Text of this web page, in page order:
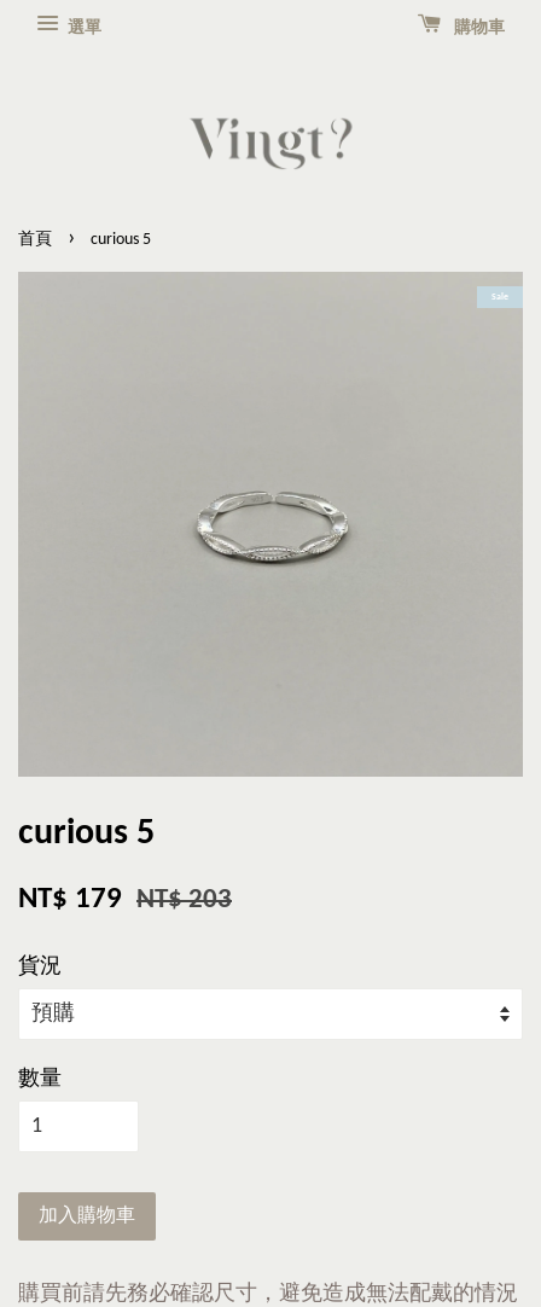
選單 購物車
首頁 › curious 5
Sale
curious 5
NT$ 179 NT$ 203
貨況
數量
加入購物車
購買前請先務必確認尺寸，避免造成無法配戴的情況